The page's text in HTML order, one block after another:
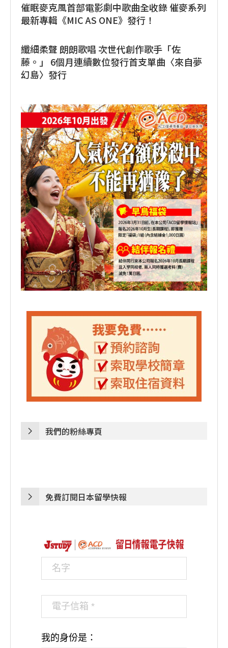
催眠麥克風首部電影劇中歌曲全收錄 催麥系列
最新專輯《MIC AS ONE》發行！
纖細柔聲 朗朗歌唱 次世代創作歌手「佐
藤。」 6個月連續數位發行首支單曲〈來自夢
幻島〉發行
我們的粉絲專頁
免費訂閱日本留學快報
我的身份是：